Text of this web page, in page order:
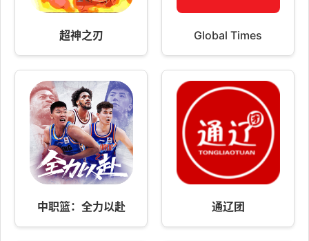
超神之刃 Global Times
中职篮：全力以赴 通辽团